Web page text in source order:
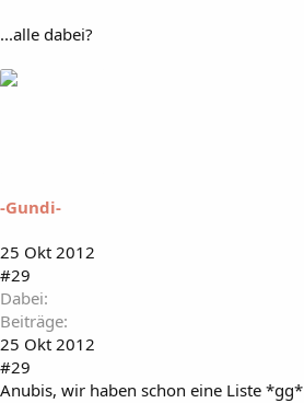
...alle dabei?
-Gundi-
25 Okt 2012
#29
Dabei
Beiträge
25 Okt 2012
#29
Anubis, wir haben schon eine Liste *gg*